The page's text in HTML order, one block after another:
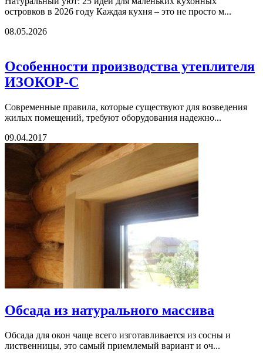
островков в 2026 году Каждая кухня – это не просто м...
08.05.2026
Особенности производства утеплителя
ИЗОКОР-С
Современные правила, которые существуют для возведения
жилых помещений, требуют оборудования надежно...
09.04.2017
Обсада из натурального массива
Обсада для окон чаще всего изготавливается из сосны и
лиственницы, это самый приемлемый вариант и оч...